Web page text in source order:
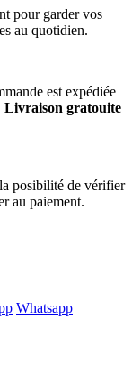
pour garder vos
au quotidien.
est expédiée
Livraison gratouite
posibilité de vérifier
au paiement.
Whatsapp